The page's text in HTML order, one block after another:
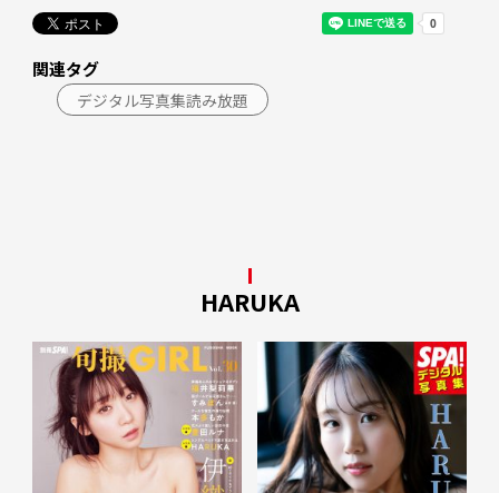
関連タグ
デジタル写真集読み放題
HARUKA